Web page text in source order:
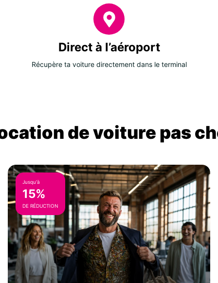
Direct à l’aéroport
Récupère ta voiture directement dans le terminal
de voiture pas
Jusqu'à
15%
DE RÉDUCTION